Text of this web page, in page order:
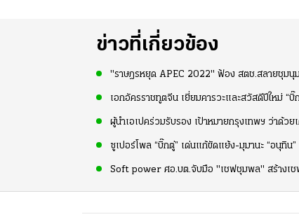
ข่าวที่เกี่ยวข้อง
"ราษฎรหยุด APEC 2022" ฟ้อง สตช.สลายชุมนุ
เอกอัครราชทูตจีน เยี่ยมคารวะและสวัสดีปีใหม่
ผู้นำเอเปคร่วมรับรอง เป้าหมายกรุงเทพฯ ว่าด้ว
ซูเปอร์โพล “บิ๊กตู่” เด่นแก้ขัดแย้ง-มุมานะ “อนุทิ
Soft power ศอ.บต.จับมือ "เชฟชุมพล" สร้างเช